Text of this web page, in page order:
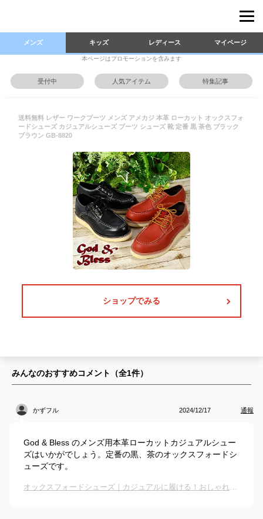
メンズ キッズ レディース マイページ
本ページはプロモーションを含みます
受付中 人気アイテム 特集記事
送料無料 レザー ワークブーツ メンズ アメカジ 本革 ローカット オックスフォ
ードシューズ カジュアルシューズ ブーツ シューズ 靴 定番 黒 茶色 ブラック
ブラウン GB-8820
ショップでみる
みんなのおすすめコメント（全1件）
かずフル 2024/12/17 通報
God & Bless のメンズ用本革ローカットカジュアルシュー
ズはいかがでしょう。定番の黒、茶のオックスフォードシ
ューズです。
オックスフォードシューズ｜カジュアルに履ける！おしゃれなレースアップシューズのおすすめは？